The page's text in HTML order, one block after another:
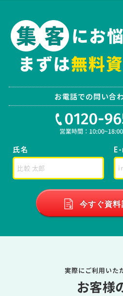
お電話での問い合
氏名
今すぐ資料
実際にご利用いた
お客様